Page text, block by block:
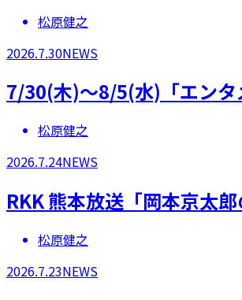
松原健之
2026.7.30NEWS
7/30(木)～8/5(水)「エンタ
松原健之
2026.7.24NEWS
RKK 熊本放送「岡本京太
松原健之
2026.7.23NEWS